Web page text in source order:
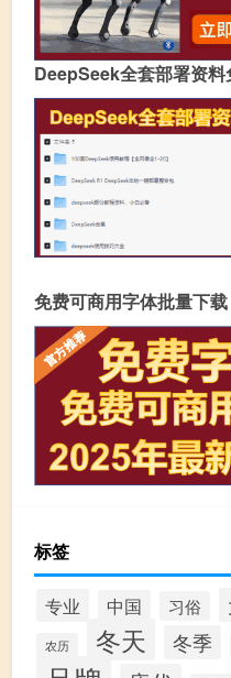
DeepSeek全套部署资料
免费可商用字体批量下载
标签
专业 中国 习俗
农历 冬天 冬季